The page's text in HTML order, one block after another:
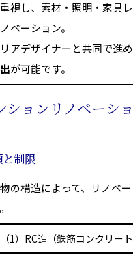
視し、素材・照明・家具
ベーション。
アデザイナーと共同で進め
が可能です。
ションリノベーシ
と制限
の構造によって、リノベ
（1）RC造（鉄筋コンクリート